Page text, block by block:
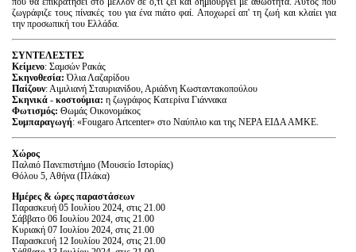
ζωγράφιζε τους πίνακές του για ένα πιάτο φαί. Αποχωρεί απ' τη ζωή και κλαίει για
την προσωπική του Ελλάδα.
ΣΥΝΤΕΛΕΣΤΕΣ
Κείμενο: Σαμσών Ρακάς
Σκηνοθεσία: Όλια Λαζαρίδου
Παίζουν: Αιμιλιανή Σταυριανίδου, Αριάδνη Κωσταντακοπούλου
Σκηνικά - κοστούμια: η ζωγράφος Κατερίνα Γιάννακα
Φωτισμός: Θωμάς Οικονομάκος
Συμπαραγωγή: «Fougaro Artcenter» στο Ναύπλιο και της ΝΕΡΑ ΕΙΔΑ ΑΜΚΕ.
Χώρος
Παλαιό Πανεπιστήμιο (Μουσείο Ιστορίας)
Θόλου 5, Αθήνα (Πλάκα)
Ημέρες & ώρες παραστάσεων
Παρασκευή 05 Ιουλίου 2024, στις 21.00
Σάββατο 06 Ιουλίου 2024, στις 21.00
Κυριακή 07 Ιουλίου 2024, στις 21.00
Παρασκευή 12 Ιουλίου 2024, στις 21.00